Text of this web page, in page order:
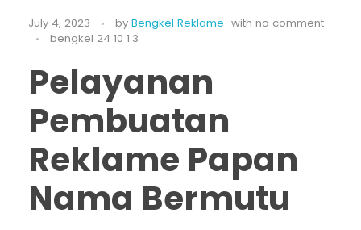
July 4, 2023 by Bengkel Reklame with no comment
bengkel 24 10 1.3
Pelayanan
Pembuatan
Reklame Papan
Nama Bermutu